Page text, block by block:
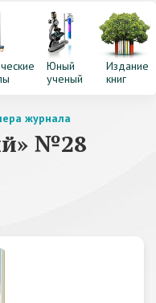
Юный
ученый
Издание
книг
журнала
№28